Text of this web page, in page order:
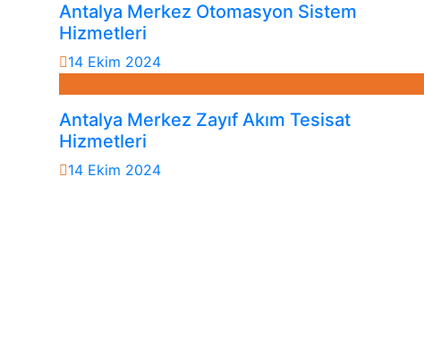
Antalya Merkez Otomasyon Sistem
Hizmetleri
14 Ekim 2024
Antalya Merkez Zayıf Akım Tesisat
Hizmetleri
14 Ekim 2024